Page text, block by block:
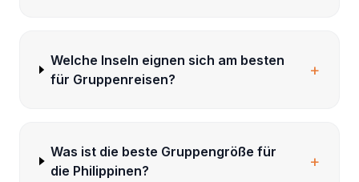
Welche Inseln eignen sich am besten
für Gruppenreisen?
+
Was ist die beste Gruppengröße für
die Philippinen?
+